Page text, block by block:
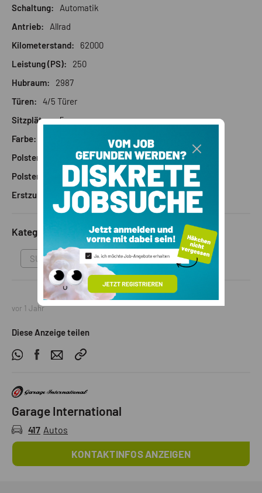
Schaltung:
Automatik
Antrieb:
Allrad
Kilometerstand:
62000
Leistung (PS):
250
Hubraum:
2987
Türen:
4/5 Türer
Sitzplätze: 5
Farbe:
Polstermaterial:
Leder
Polsterfarbe:
Schwarz
Erstzulassung: 08/2018
Kategorie
SUV
vor 1 Jahr
Diese Anzeige teilen
Garage International
417 Autos
KONTAKTINFOS ANZEIGEN